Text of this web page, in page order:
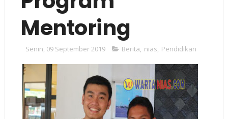
Mentoring
Senin, 09 September 2019 Berita, nias, Pendidikan